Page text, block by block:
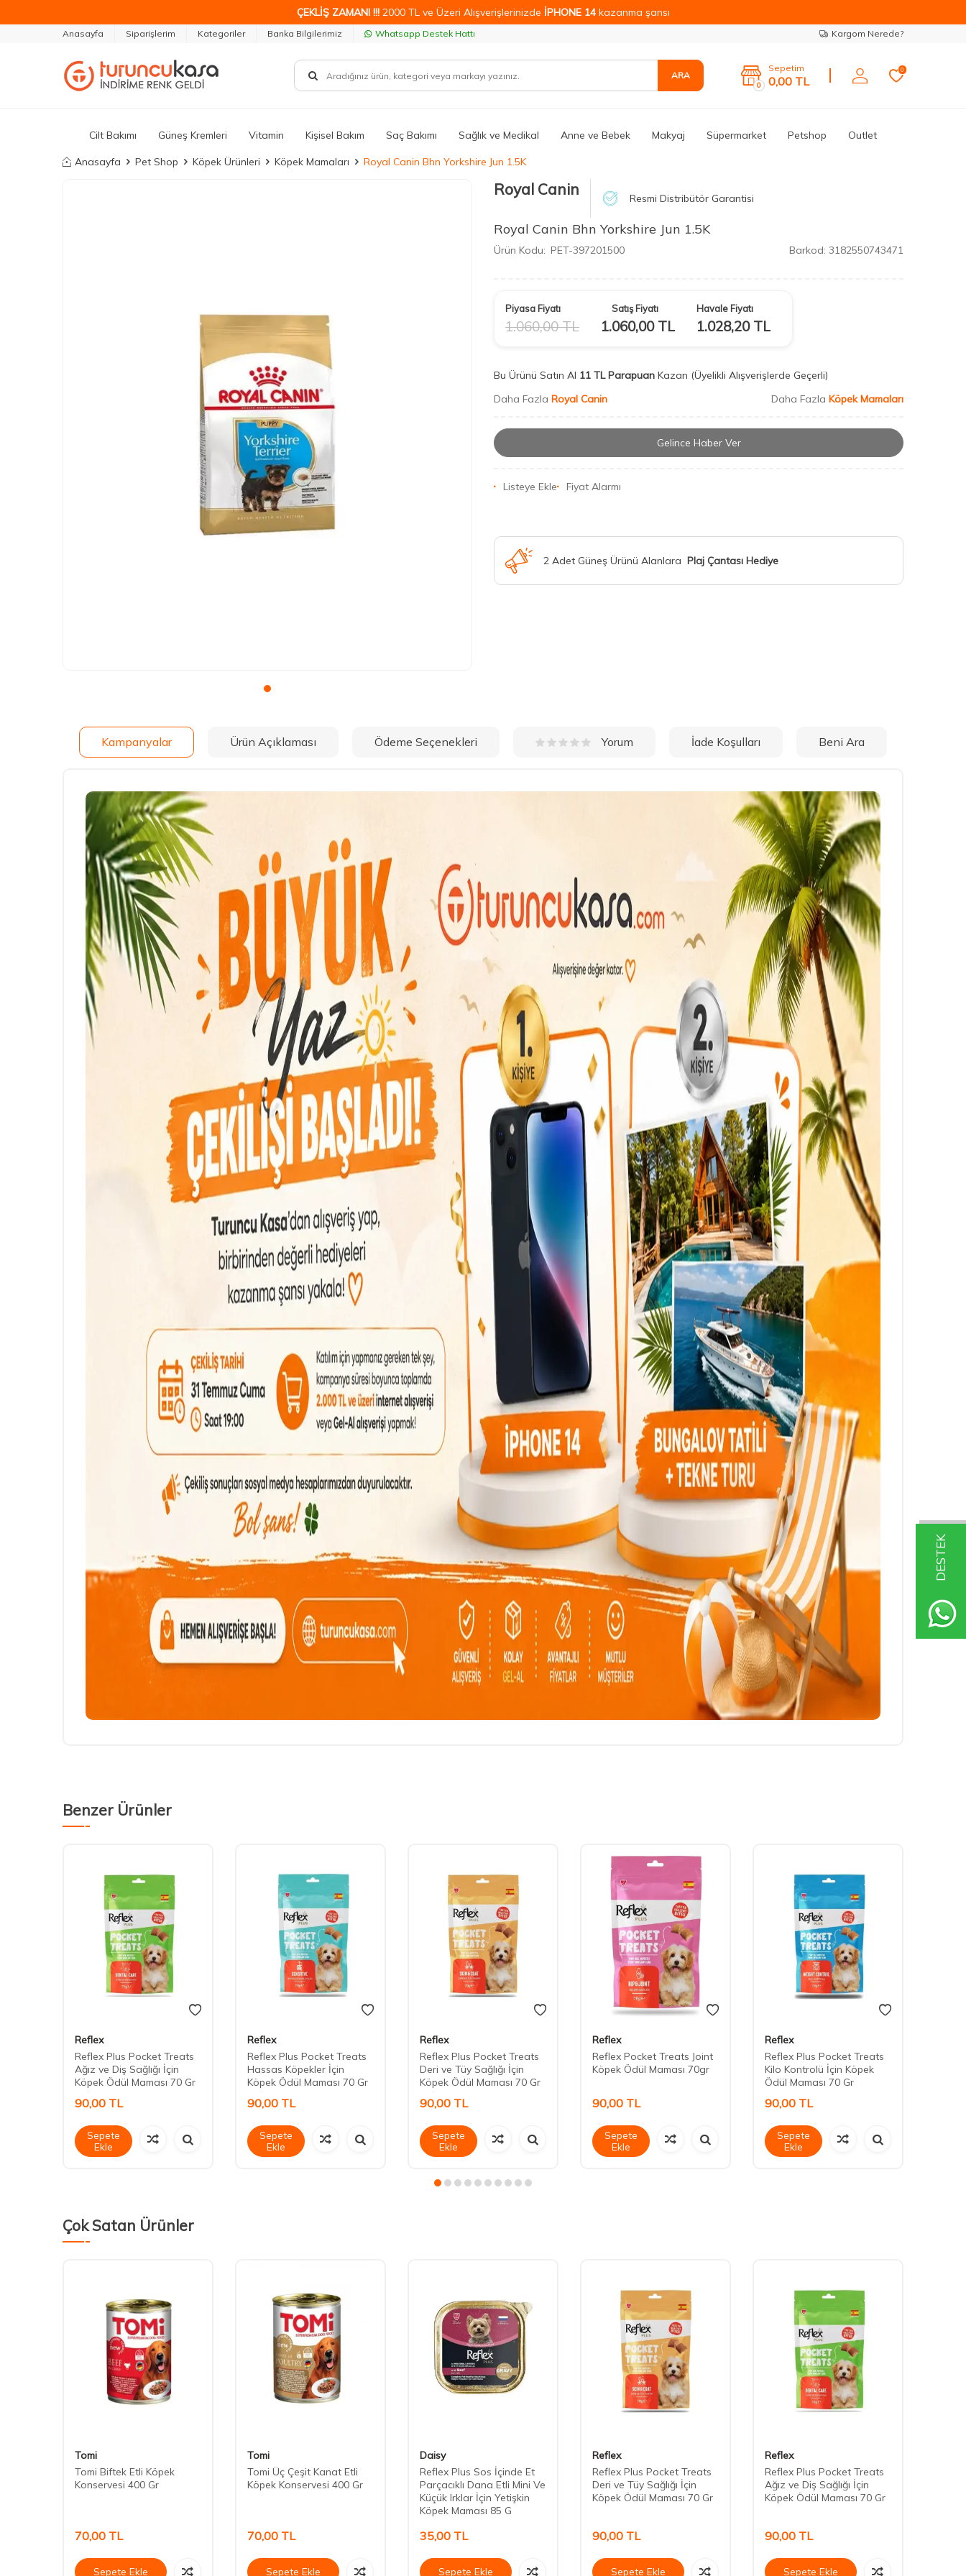
DESTEK
ÇEKLİŞ ZAMANI !!!2000 TL ve Üzeri Alışverişlerinizde İPHONE 14kazanma şansı
Anasayfa Siparişlerim Kategoriler Banka Bilgilerimiz Whatsapp Destek Hattı Kargom Nerede?
ARA
0
Sepetim
0,00 TL
0
Cilt Bakımı Güneş Kremleri Vitamin Kişisel Bakım Saç Bakımı Sağlık ve Medikal Anne ve Bebek Makyaj Süpermarket Petshop Outlet
Anasayfa Pet Shop Köpek Ürünleri Köpek Mamaları Royal Canin Bhn Yorkshire Jun 1.5K
Royal Canin Resmi Distribütör Garantisi
Royal Canin Bhn Yorkshire Jun 1.5K
Ürün Kodu: PET-397201500 Barkod: 3182550743471
Piyasa Fiyatı
1.060,00TL
Satış Fiyatı
1.060,00TL
Havale Fiyatı
1.028,20TL
Bu Ürünü Satın Al 11 TL Parapuan Kazan (Üyelikli Alışverişlerde Geçerli)
Daha Fazla Royal Canin Daha Fazla Köpek Mamaları
Gelince Haber Ver
Listeye Ekle Fiyat Alarmı
2 Adet Güneş Ürünü Alanlara Plaj Çantası Hediye
Kampanyalar Ürün Açıklaması Ödeme Seçenekleri Yorum İade Koşulları Beni Ara
Benzer Ürünler
Reflex
Reflex Plus Pocket Treats
Ağız ve Diş Sağlığı İçin
Köpek Ödül Maması 70 Gr
90,00 TL
Sepete
Ekle
Reflex
Reflex Plus Pocket Treats
Hassas Köpekler İçin
Köpek Ödül Maması 70 Gr
90,00 TL
Sepete
Ekle
Reflex
Reflex Plus Pocket Treats
Deri ve Tüy Sağlığı İçin
Köpek Ödül Maması 70 Gr
90,00 TL
Sepete
Ekle
Reflex
Reflex Pocket Treats Joint
Köpek Ödül Maması 70gr
90,00 TL
Sepete
Ekle
Reflex
Reflex Plus Pocket Treats
Kilo Kontrolü İçin Köpek
Ödül Maması 70 Gr
90,00 TL
Sepete
Ekle
Çok Satan Ürünler
Tomi
Tomi Biftek Etli Köpek
Konservesi 400 Gr
70,00 TL
Sepete Ekle
Tomi
Tomi Üç Çeşit Kanat Etli
Köpek Konservesi 400 Gr
70,00 TL
Sepete Ekle
Daisy
Reflex Plus Sos İçinde Et
Parçacıklı Dana Etli Mini Ve
Küçük Irklar İçin Yetişkin
Köpek Maması 85 G
35,00 TL
Sepete Ekle
Reflex
Reflex Plus Pocket Treats
Deri ve Tüy Sağlığı İçin
Köpek Ödül Maması 70 Gr
90,00 TL
Sepete Ekle
Reflex
Reflex Plus Pocket Treats
Ağız ve Diş Sağlığı İçin
Köpek Ödül Maması 70 Gr
90,00 TL
Sepete Ekle